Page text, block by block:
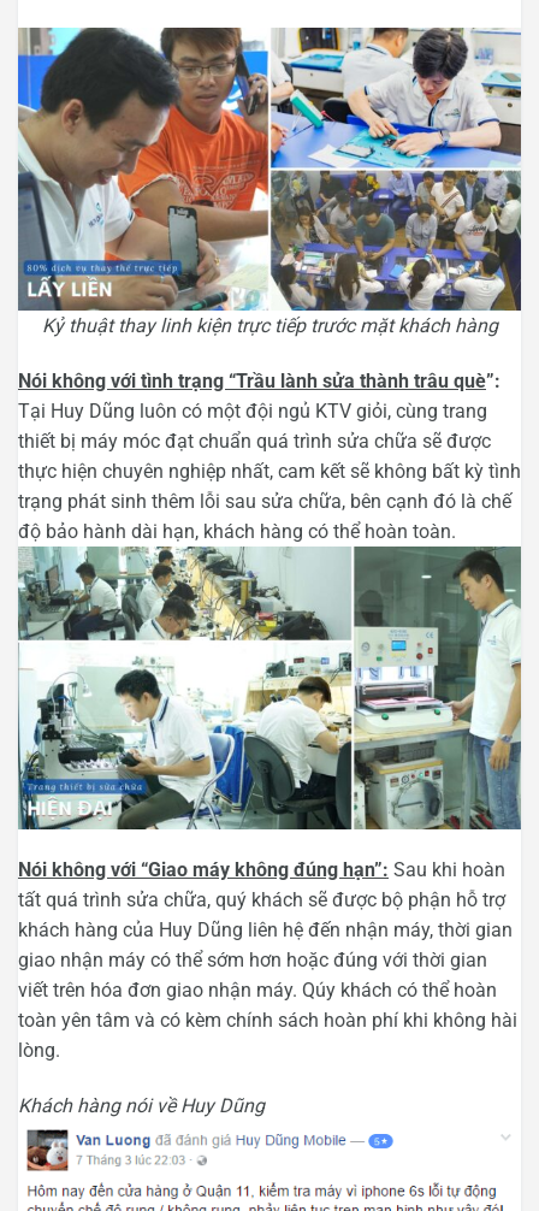
Kỷ thuật thay linh kiện trực tiếp trước mặt khách hàng
Nói không với tình trạng “Trầu lành sửa thành trâu què”:
Tại Huy Dũng luôn có một đội ngủ KTV giỏi, cùng trang
thiết bị máy móc đạt chuẩn quá trình sửa chữa sẽ được
thực hiện chuyên nghiệp nhất, cam kết sẽ không bất kỳ tình
trạng phát sinh thêm lỗi sau sửa chữa, bên cạnh đó là chế
độ bảo hành dài hạn, khách hàng có thể hoàn toàn.
Nói không với “Giao máy không đúng hạn”: Sau khi hoàn
tất quá trình sửa chữa, quý khách sẽ được bộ phận hỗ trợ
khách hàng của Huy Dũng liên hệ đến nhận máy, thời gian
giao nhận máy có thể sớm hơn hoặc đúng với thời gian
viết trên hóa đơn giao nhận máy. Qúy khách có thể hoàn
toàn yên tâm và có kèm chính sách hoàn phí khi không hài
lòng.
Khách hàng nói về Huy Dũng